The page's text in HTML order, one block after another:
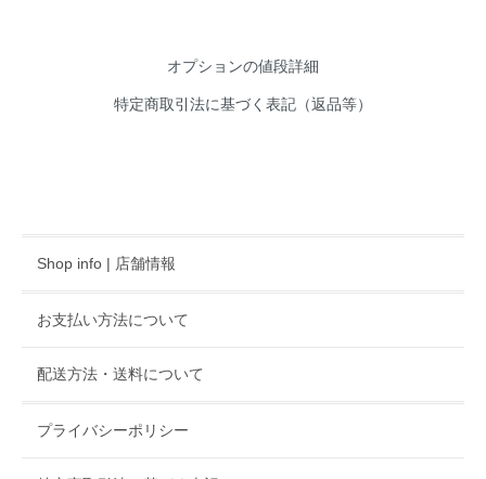
オプションの値段詳細
特定商取引法に基づく表記（返品等）
Shop info | 店舗情報
お支払い方法について
配送方法・送料について
プライバシーポリシー